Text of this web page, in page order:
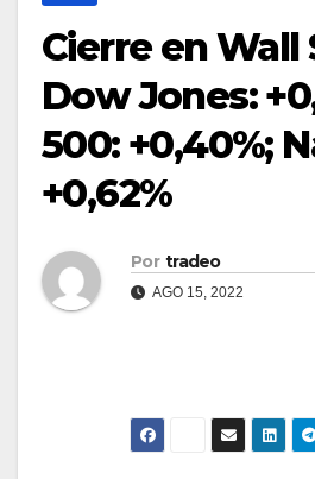
Cierre en Wall
Dow Jones:
500: +0,40%;
+0,62%
Por tradeo
AGO 15, 2022